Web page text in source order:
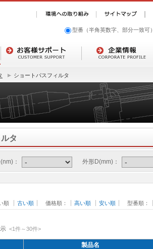
型番（半角英数字、部分一致可）
ショートパスフィルタ
タ
： 外形D(mm)：
順 古い順 価格順： 高い順 安い順 型番順：
<1件～30件>
製品名